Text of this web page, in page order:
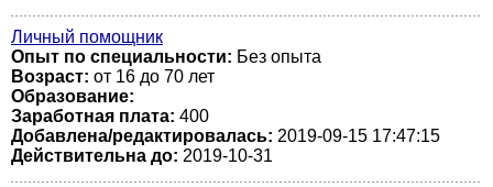
Личный помощник
Опыт по специальности: Без опыта
Возраст: от 16 до 70 лет
Образование:
Заработная плата: 400
Добавлена/редактировалась: 2019-09-15 17:47:15
Действительна до: 2019-10-31